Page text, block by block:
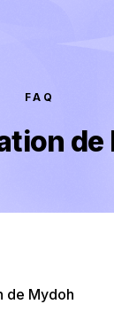
FAQ
de
de Mydoh